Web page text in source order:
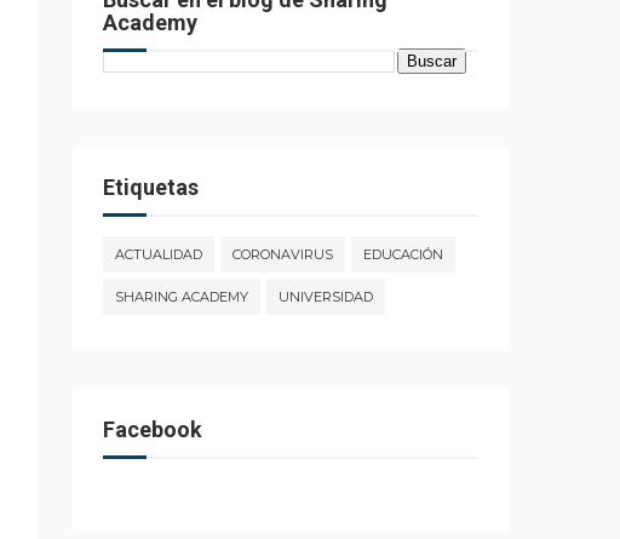
Academy
Etiquetas
ACTUALIDAD CORONAVIRUS EDUCACIÓN
SHARING ACADEMY UNIVERSIDAD
Facebook